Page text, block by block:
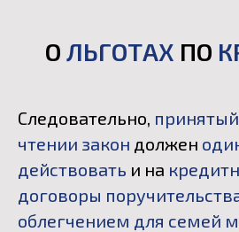
О ЛЬГОТАХ ПО
Следовательно,
чтении закон должен
действовать и на
договоры
облегчением для семей